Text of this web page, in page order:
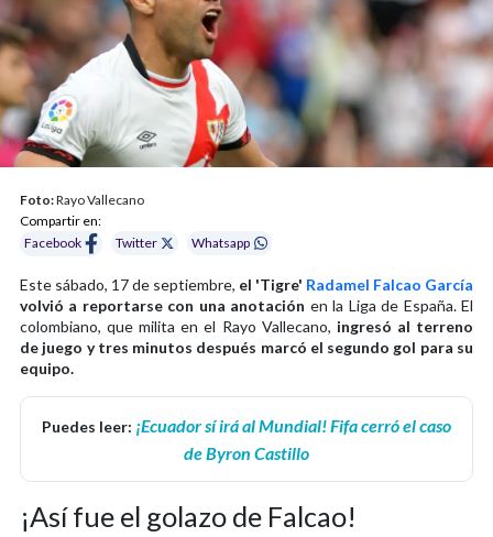
Foto:Rayo Vallecano
Compartir en:
Facebook
Twitter Whatsapp
Este sábado, 17 de septiembre, el 'Tigre' Radamel Falcao García
volvió a reportarse con una anotación en la Liga de España. El
colombiano, que milita en el Rayo Vallecano, ingresó al terreno
de juego y tres minutos después marcó el segundo gol para su
equipo.
Puedes leer: ¡Ecuador sí irá al Mundial! Fifa cerró el caso
de Byron Castillo
¡Así fue el golazo de Falcao!